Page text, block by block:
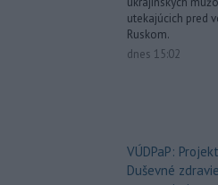
utekajúcich pred
Ruskom.
dnes 15:02
VÚDPaP: Projekt
Duševné